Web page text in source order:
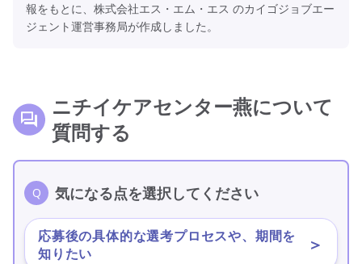
報をもとに、株式会社エス・エム・エス のカイゴジョブエー
ジェント運営事務局が作成しました。
ニチイケアセンター燕について
質問する
気になる点を選択してください
応募後の具体的な選考プロセスや、期間を
知りたい
＞